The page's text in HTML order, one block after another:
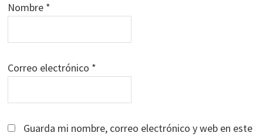
Nombre *
Correo electrónico *
Guarda mi nombre, correo electrónico y web en este